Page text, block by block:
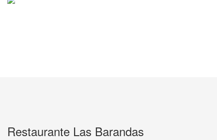
Restaurante Las Barandas